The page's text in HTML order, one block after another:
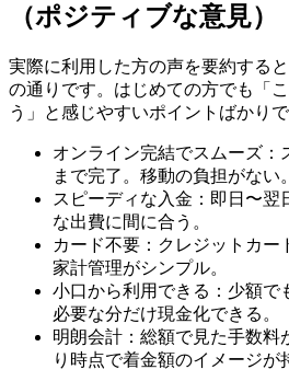
（ポジティブな意見）
実際に利用した方の声を要約する
の通りです。はじめての方でも「
う」と感じやすいポイントばかりで
オンライン完結でスムーズ：
まで完了。移動の負担がない。
スピーディな入金：即日〜翌
な出費に間に合う。
カード不要：クレジットカー
家計管理がシンプル。
小口から利用できる：少額で
必要な分だけ現金化できる。
明朗会計：総額で見た手数料
り時点で着金額のイメージが